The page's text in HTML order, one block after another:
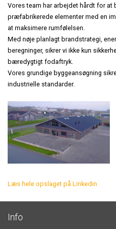
KATALOGER
MONTAGEVEJLEDNINGER
STALDINVENTAR
VÅDFODER
KOMPONENTER
KONTAKT
Staldbyggeri
Drægtighedsstald - Gårdejer
Toklimastald - Søren
Nybyggeri
Økologiske slagtesvin
Indgangsparti
Staldinventar
Fodringsanlæg
Kornopbevaring
Præfabrikeret
Staldrenovering
Tilbehør
Erhvervsbyggeri
Erhvervsbyggeri
Kontor og lager - HPC VVS i
Kontor og lager - AGA A/S i
Combino Eventcars
Afsluttet byggeri i Aalborg
Vores team har arbejdet hårdt for at
præfabrikerede elementer med en
at maksimere rumfølelsen.
Med nøje planlagt brandstrategi,
beregninger, sikrer vi ikke kun
bæredygtigt fodaftryk.
Vores grundige byggeansøgning
industrielle standarder.
Læs hele opslaget på Linkedin
Info